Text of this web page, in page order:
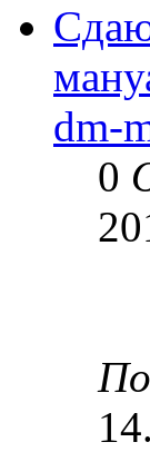
dm-
0